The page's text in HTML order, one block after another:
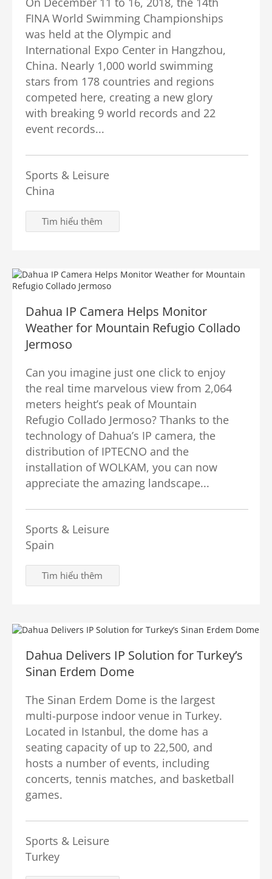
FINA World Swimming Championships
was held at the Olympic and
International Expo Center in Hangzhou,
China. Nearly 1,000 world swimming
stars from 178 countries and regions
competed here, creating a new glory
with breaking 9 world records and 22
event records...
Sports & Leisure
China
Tìm hiểu thêm
Dahua IP Camera Helps Monitor
Weather for Mountain Refugio Collado
Jermoso
Can you imagine just one click to enjoy
the real time marvelous view from 2,064
meters height’s peak of Mountain
Refugio Collado Jermoso? Thanks to the
technology of Dahua’s IP camera, the
distribution of IPTECNO and the
installation of WOLKAM, you can now
appreciate the amazing landscape...
Sports & Leisure
Spain
Tìm hiểu thêm
Dahua Delivers IP Solution for Turkey’s
Sinan Erdem Dome
The Sinan Erdem Dome is the largest
multi-purpose indoor venue in Turkey.
Located in Istanbul, the dome has a
seating capacity of up to 22,500, and
hosts a number of events, including
concerts, tennis matches, and basketball
games.
Sports & Leisure
Turkey